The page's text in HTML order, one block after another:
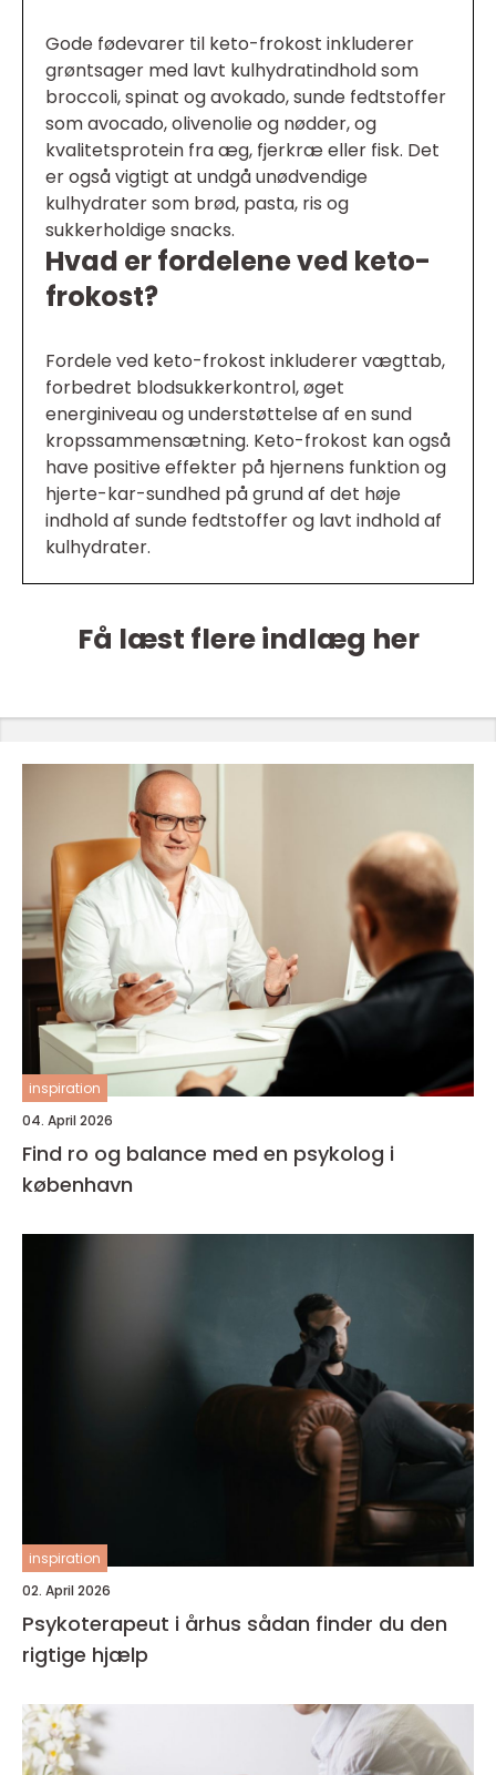
Gode fødevarer til keto-frokost inkluderer
grøntsager med lavt kulhydratindhold som
broccoli, spinat og avokado, sunde fedtstoffer
som avocado, olivenolie og nødder, og
kvalitetsprotein fra æg, fjerkræ eller fisk. Det
er også vigtigt at undgå unødvendige
kulhydrater som brød, pasta, ris og
sukkerholdige snacks.
Hvad er fordelene ved keto-
frokost?
Fordele ved keto-frokost inkluderer vægttab,
forbedret blodsukkerkontrol, øget
energiniveau og understøttelse af en sund
kropssammensætning. Keto-frokost kan også
have positive effekter på hjernens funktion og
hjerte-kar-sundhed på grund af det høje
indhold af sunde fedtstoffer og lavt indhold af
kulhydrater.
Få læst flere indlæg her
inspiration
04. April 2026
Find ro og balance med en psykolog i
københavn
inspiration
02. April 2026
Psykoterapeut i århus sådan finder du den
rigtige hjælp